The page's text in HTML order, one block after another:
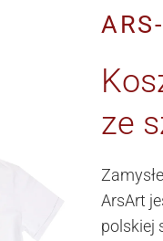
ze
ArsArt
polskiej